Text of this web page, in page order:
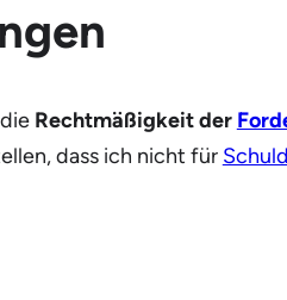
Rechtmäßigkeit der
dass ich nicht für